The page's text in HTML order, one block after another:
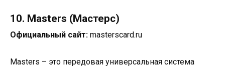
10. Masters (Мастерс)
Официальный сайт: masterscard.ru
Masters – это передовая универсальная система